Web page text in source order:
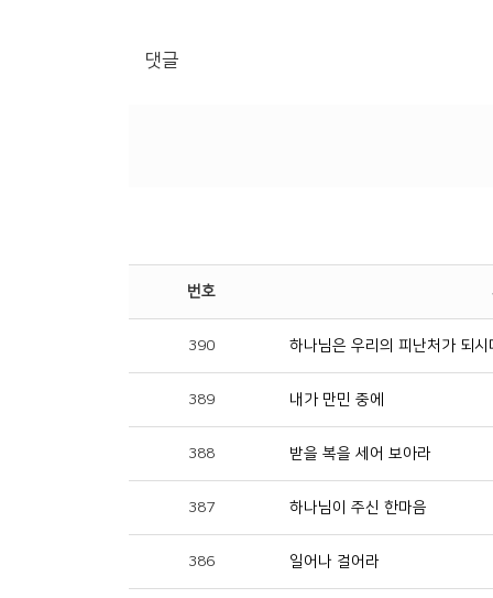
댓글
번호
390 하나님은 우리의 피난처가 되시
389 내가 만민 중에
388 받을 복을 세어 보아라
387 하나님이 주신 한마음
386 일어나 걸어라